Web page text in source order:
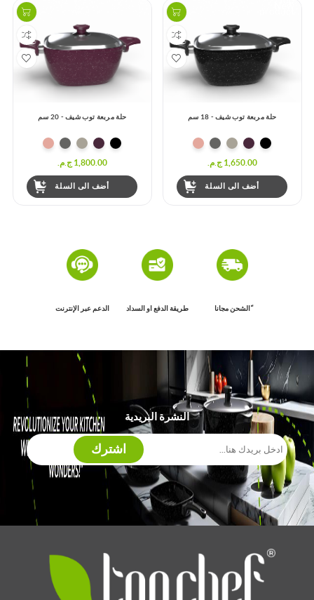
حلة مربعة توب شيف - 18 سم
1,650.00 ج.م.‏
أضف الى السلة
حلة مربعة توب شيف - 20 سم
1,800.00 ج.م.‏
أضف الى السلة
ًالشحن مجانا طريقة الدفع او السداد الدعم عبر الإنترنت
النشرة البريدية
اشترك